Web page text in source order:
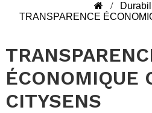
TRANSPARENCE
ÉCONOMIQUE
CITYSENS